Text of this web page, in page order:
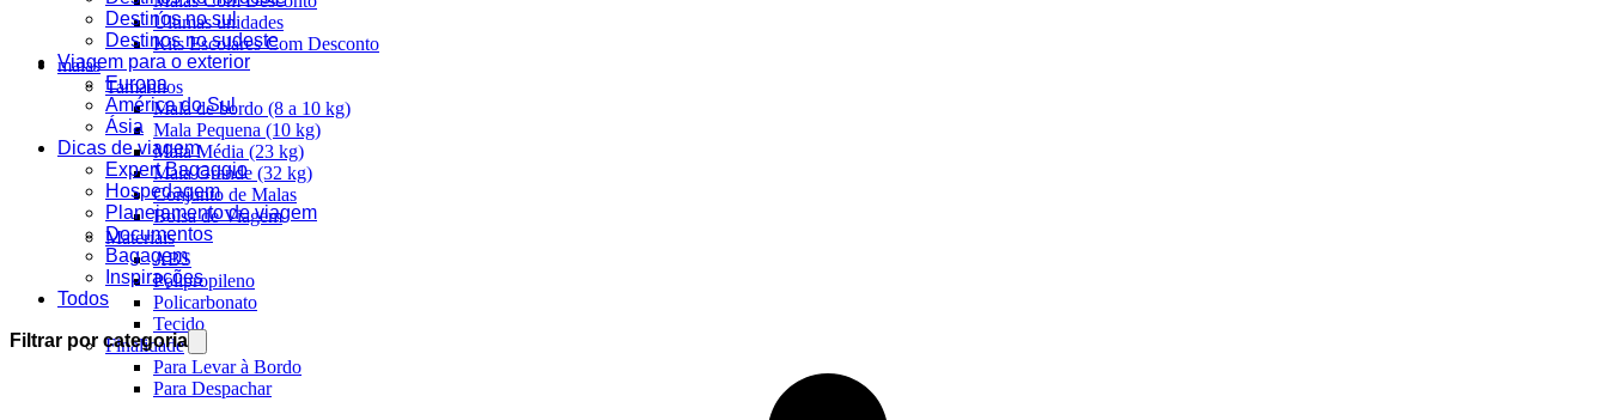
Últimas unidades
Kits Escolares Com Desconto
malas
Tamanhos
Mala de bordo (8 a 10 kg)
Mala Pequena (10 kg)
Mala Média (23 kg)
Mala Grande (32 kg)
Conjunto de Malas
Bolsa de Viagem
Materiais
ABS
Polipropileno
Policarbonato
Tecido
Finalidade
Para Levar à Bordo
Para Despachar
Destinos no sul
Destinos no sudeste
Viagem para o exterior
Europa
América do Sul
Ásia
Dicas de viagem
Expert Bagaggio
Hospedagem
Planejamento de viagem
Documentos
Bagagem
Inspirações
Todos
Filtrar por categoria